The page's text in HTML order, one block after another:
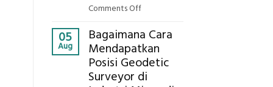
Estimasi
Biaya
Per
m²
Comments Offon
Pemetaan
Drone
LiDAR
Mataram,
05
Aug
Bagaimana Cara
Mendapatkan
Posisi Geodetic
Surveyor di